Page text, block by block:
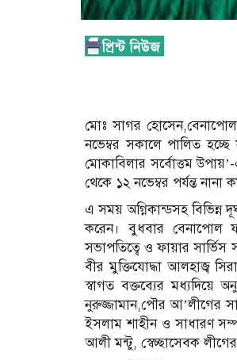
মোঃ সাগর
নভেম্বর সকালে পালিত হচ্ছে
মোকাবিলার সর্বোত্তম
থেকে ১২ নভেম্বর পর্যন্ত নানা
এ সময় অগ্নিকান্ডসহ বিভিন্ন
করেন। বুধবার বেনাপোল
সভাপতিত্বে ও ফায়ার সার্ভিস
বীর মুক্তিযোদ্ধা আলহাজ্ব
স্বাগত বক্তব্যের মধ্যদিয়ে
নুরুজ্জামান,পৌর আ’লীগের
ইসলাম শাহীন ও সাধারণ
আলী মন্টু, স্বেচ্ছাসেবক